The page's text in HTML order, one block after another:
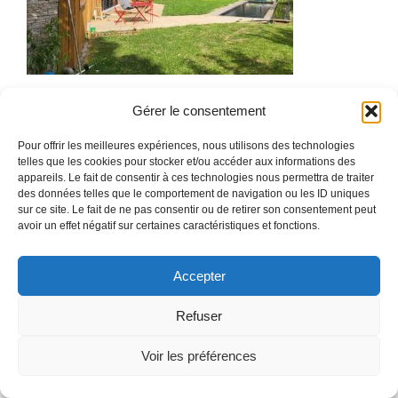
Gérer le consentement
Pour offrir les meilleures expériences, nous utilisons des technologies
telles que les cookies pour stocker et/ou accéder aux informations des
appareils. Le fait de consentir à ces technologies nous permettra de traiter
des données telles que le comportement de navigation ou les ID uniques
sur ce site. Le fait de ne pas consentir ou de retirer son consentement peut
avoir un effet négatif sur certaines caractéristiques et fonctions.
Accepter
Refuser
Voir les préférences
GeneratePress